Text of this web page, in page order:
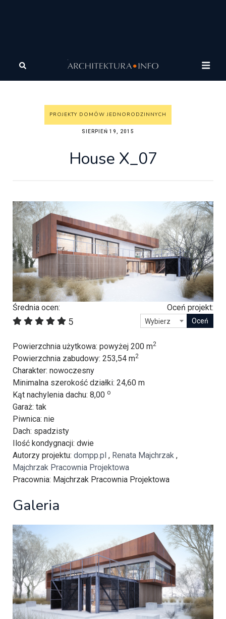
Architektura
domów jednorodzinnych
House X_07
PROJEKTY DOMÓW JEDNORODZINNYCH
SIERPIEŃ 19, 2015
House X_07
Średnia ocen:
5
Oceń projekt:
Wybierz
Powierzchnia użytkowa: powyżej 200 m2
Powierzchnia zabudowy: 253,54 m2
Charakter: nowoczesny
Minimalna szerokość działki: 24,60 m
Kąt nachylenia dachu: 8,00 o
Garaż: tak
Piwnica: nie
Dach: spadzisty
Ilość kondygnacji: dwie
Autorzy projektu: dompp.pl , Renata Majchrzak ,
Majchrzak Pracownia Projektowa
Pracownia: Majchrzak Pracownia Projektowa
Galeria